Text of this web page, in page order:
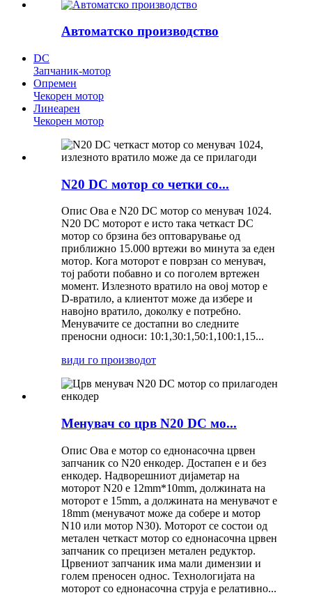
Автоматско производство
DC
Запчаник-мотор
Опремен
Чекорен мотор
Линеарен
Чекорен мотор
N20 DC мотор со четки со...
Опис Ова е N20 DC мотор со менувач 1024.
N20 DC моторот е исто така четкаст DC
мотор со брзина без оптоварување од
приближно 15.000 вртежи во минута за еден
мотор. Кога моторот е поврзан со менувач,
тој работи побавно и со поголем вртежен
момент. Излезното вратило на овој мотор е
D-вратило, а клиентот може да избере и
навојно вратило, доколку е потребно.
Менувачите се достапни во следните
преносни односи: 10:1,30:1,50:1,100:1,15...
види го производот
Менувач со црв N20 DC мо...
Опис Ова е мотор со еднонасочна црвен
запчаник со N20 енкодер. Достапен е и без
енкодер. Надворешниот дијаметар на
моторот N20 е 12mm*10mm, должината на
моторот е 15mm, а должината на менувачот е
18mm (менувачот може да собере и мотор
N10 или мотор N30). Моторот се состои од
метален четкаст мотор со еднонасочна црвен
запчаник со прецизен метален редуктор.
Црвениот запчаник има мали димензии и
голем преносен однос. Технологијата на
моторот со еднонасочна струја е релативно...